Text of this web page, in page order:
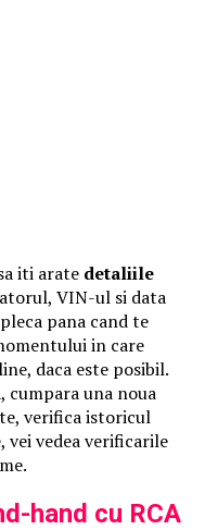
iti arate detaliile
VIN-ul si data
pana cand te
in care
daca este posibil.
una noua
verifica istoricul
vei vedea verificarile
hand cu RCA